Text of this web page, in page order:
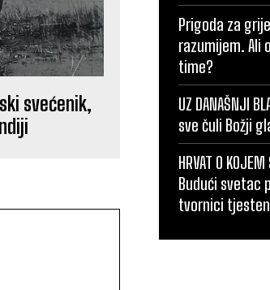
svećenik,
Prigoda za
razumijem. Ali
time?
UZ DANAŠNJI
sve čuli Božji
HRVAT O
Budući svetac
tvornici